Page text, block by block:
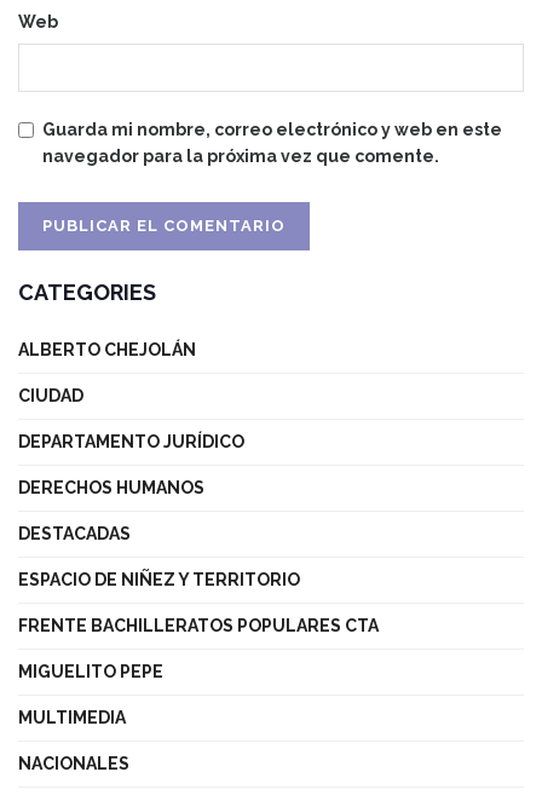
Web
Guarda mi nombre, correo electrónico y web en este
navegador para la próxima vez que comente.
CATEGORIES
ALBERTO CHEJOLÁN
CIUDAD
DEPARTAMENTO JURÍDICO
DERECHOS HUMANOS
DESTACADAS
ESPACIO DE NIÑEZ Y TERRITORIO
FRENTE BACHILLERATOS POPULARES CTA
MIGUELITO PEPE
MULTIMEDIA
NACIONALES